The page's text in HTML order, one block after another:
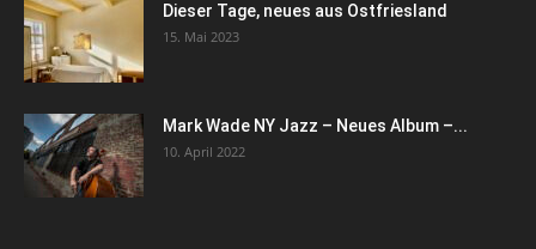
Dieser Tage, neues aus Ostfriesland
15. Mai 2023
Mark Wade NY Jazz – Neues Album –...
10. April 2022